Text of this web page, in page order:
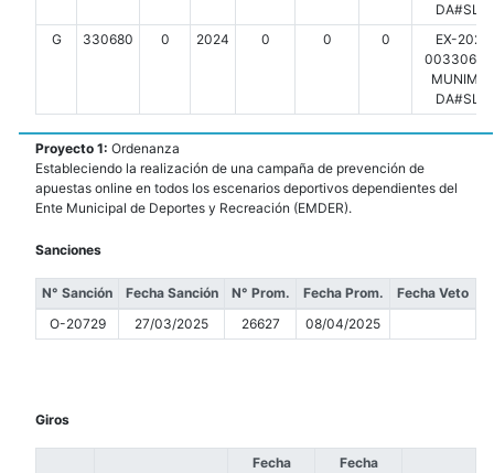
G
330680 0 2024 0 0 0
EX-
Proyecto 1: Ordenanza
Estableciendo la realización de una campaña de prevención de
apuestas online en todos los escenarios deportivos dependientes del
Ente Municipal de Deportes y Recreación (EMDER).
Sanciones
N° Sanción Fecha Sanción N° Prom. Fecha Prom.
Fecha Veto
O-20729
27/03/2025 26627 08/04/2025
Giros
Fecha
Fecha